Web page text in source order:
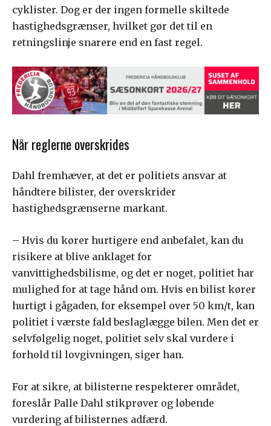
cyklister. Dog er der ingen formelle skiltede
hastighedsgrænser, hvilket gør det til en
retningslinje snarere end en fast regel.
Når reglerne overskrides
Dahl fremhæver, at det er politiets ansvar at
håndtere bilister, der overskrider
hastighedsgrænserne markant.
– Hvis du kører hurtigere end anbefalet, kan du
risikere at blive anklaget for
vanvittighedsbilisme, og det er noget, politiet har
mulighed for at tage hånd om. Hvis en bilist kører
hurtigt i gågaden, for eksempel over 50 km/t, kan
politiet i værste fald beslaglægge bilen. Men det er
selvfølgelig noget, politiet selv skal vurdere i
forhold til lovgivningen, siger han.
For at sikre, at bilisterne respekterer området,
foreslår Palle Dahl stikprøver og løbende
vurdering af bilisternes adfærd.